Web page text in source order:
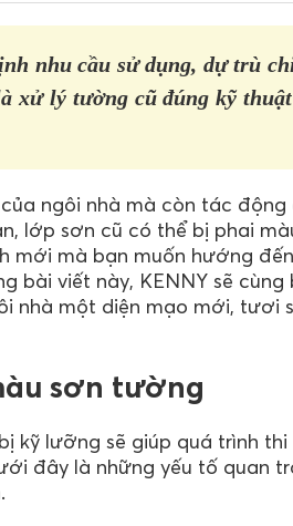
nhu cầu sử dụng, dự trù
xử lý tường cũ đúng kỹ
ngôi nhà mà còn tác
lớp sơn cũ có thể bị phai
mới mà bạn muốn hướng
bài viết này, KENNY sẽ cùng
nhà một diện mạo mới, tươi
sơn tường
kỹ lưỡng sẽ giúp quá trình thi
đây là những yếu tố quan